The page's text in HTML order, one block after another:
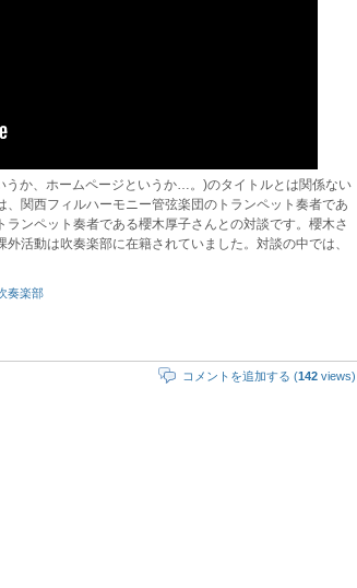
か、ホームページというか…。)のタイトルとは関係ない
関西フィルハーモニー管弦楽団のトランペット奏者であ
ンペット奏者である櫻木厚子さんとの対談です。櫻木さ
活動は吹奏楽部に在籍されていました。対談の中では、
奏楽部
コメントを追加する (142 views)